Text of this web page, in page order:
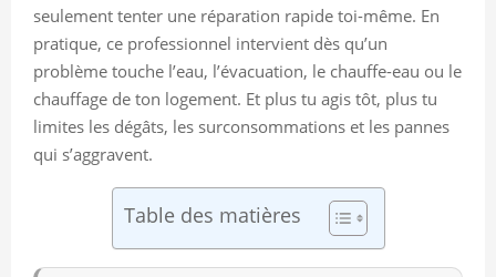
seulement tenter une réparation rapide toi-même. En
pratique, ce professionnel intervient dès qu’un
problème touche l’eau, l’évacuation, le chauffe-eau ou le
chauffage de ton logement. Et plus tu agis tôt, plus tu
limites les dégâts, les surconsommations et les pannes
qui s’aggravent.
Table des matières